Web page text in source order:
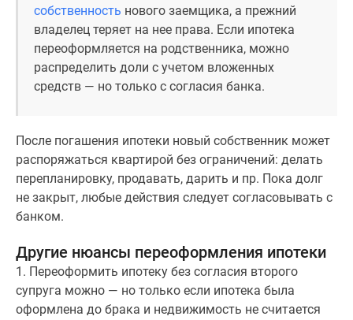
собственность нового заемщика, а прежний
владелец теряет на нее права. Если ипотека
переоформляется на родственника, можно
распределить доли с учетом вложенных
средств — но только с согласия банка.
После погашения ипотеки новый собственник может
распоряжаться квартирой без ограничений: делать
перепланировку, продавать, дарить и пр. Пока долг
не закрыт, любые действия следует согласовывать с
банком.
Другие нюансы переоформления ипотеки
1. Переоформить ипотеку без согласия второго
супруга можно — но только если ипотека была
оформлена до брака и недвижимость не считается